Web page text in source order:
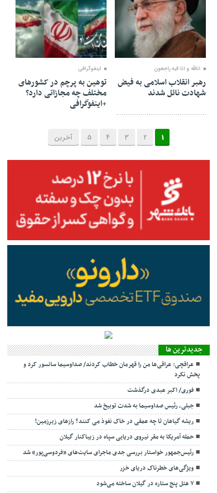
انالله و انا الیه راجعون
رهبر انقلاب اسلامی به فیض
شهادت نائل شدند
07 اسفند 1404
اینفوگرافی
توهین به پرچم در کشورهای
مختلف چه مجازاتی دارد؟
+اینفوگرافی
1
2
3
4
5 آخرین
جديدترين ها
عراقچی: عراقی‌ها من را قهرمان خطاب کردند/ صداوسیما سانسور کرد و
پخش نکرد
فوری/ اکبر عبدی درگذشت
جبلی، رئیس صداوسیما به شدت توبیخ شد
ریشه گیاهان تا چه عمقی در خاک نفوذ می کنند؟ رازهای زیرزمین!
حمله آمریکا به مقر نیروی دریایی سپاه در زیباکنار گیلان
رئیس‌جمهور خواستار بررسی جدی ماجرای سایت‌های «فردوسی‌پور» شد
ویژگی‌های خطرناک دریای خزر
۷ هتل پنج ستاره در گیلان ساخته می‌شود